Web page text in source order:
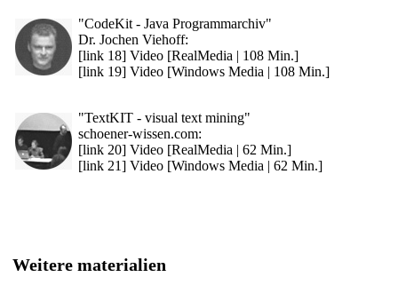
"CodeKit - Java Programmarchiv"
Dr. Jochen Viehoff:
[link 18] Video [RealMedia | 108 Min.]
[link 19] Video [Windows Media | 108 Min.]
"TextKIT - visual text mining"
schoener-wissen.com:
[link 20] Video [RealMedia | 62 Min.]
[link 21] Video [Windows Media | 62 Min.]
Weitere materialien